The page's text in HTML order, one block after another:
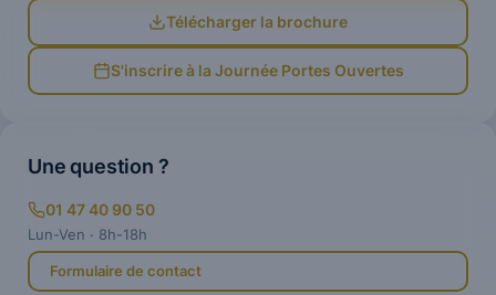
Télécharger la brochure
S'inscrire à la Journée Portes Ouvertes
Une question ?
01 47 40 90 50
Lun-Ven · 8h-18h
Formulaire de contact